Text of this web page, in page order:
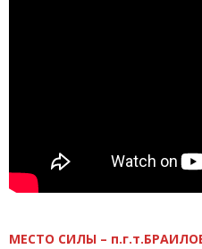
МЕСТО СИЛЫ –